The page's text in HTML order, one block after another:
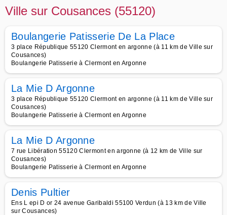
Ville sur Cousances (55120)
Boulangerie Patisserie De La Place
3 place République 55120 Clermont en argonne (à 11 km de Ville sur
Cousances)
Boulangerie Patisserie à Clermont en Argonne
La Mie D Argonne
3 place République 55120 Clermont en argonne (à 11 km de Ville sur
Cousances)
Boulangerie Patisserie à Clermont en Argonne
La Mie D Argonne
7 rue Libération 55120 Clermont en argonne (à 12 km de Ville sur
Cousances)
Boulangerie Patisserie à Clermont en Argonne
Denis Pultier
Ens L epi D or 24 avenue Garibaldi 55100 Verdun (à 13 km de Ville
sur Cousances)